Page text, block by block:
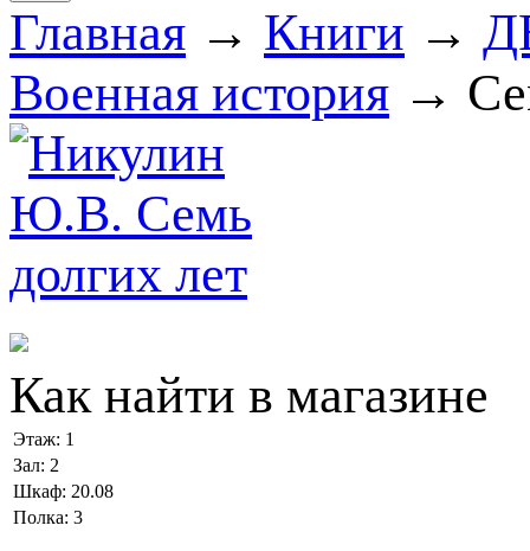
Главная → Книги →
Военная история →
Как найти в магазине
Этаж: 1
Зал: 2
Шкаф: 20.08
Полка: 3